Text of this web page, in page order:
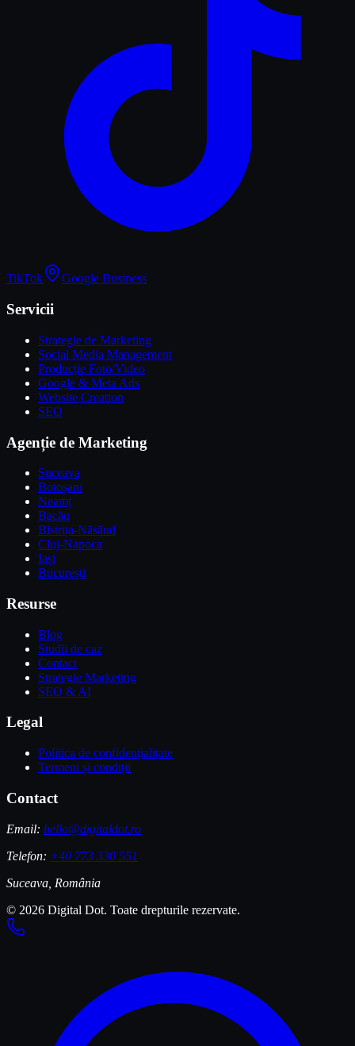
TikTok Google Business
Servicii
Strategie de Marketing
Social Media Management
Producție Foto/Video
Google & Meta Ads
Website Creation
SEO
Agenție de Marketing
Suceava
Botoșani
Neamț
Bacău
Bistrița-Năsăud
Cluj-Napoca
Iași
București
Resurse
Blog
Studii de caz
Contact
Strategie Marketing
SEO & AI
Legal
Politica de confidențialitate
Termeni și condiții
Contact
Email: hello@digitaldot.ro
Telefon: +40 773 330 551
Suceava, România
© 2026 Digital Dot. Toate drepturile rezervate.